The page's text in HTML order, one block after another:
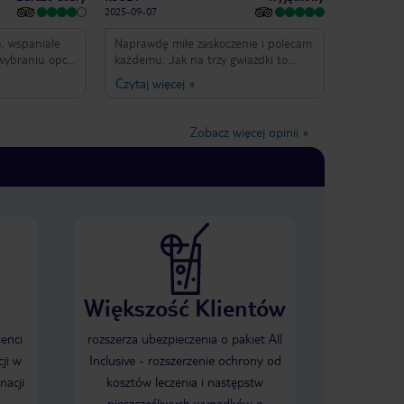
wspaniałe
opcji
czyste
na
dla
byłoby
HB.
nawet OK,
klasy
jakieś
kolacje
jakby
3
Dało
2025-09-07
Naprawdę miłe zaskoczenie i polecam
każdemu. Jak na trzy gwiazdki to
naprawdę jest super, po
tygodniowym pobycie dałbym mu
był bardzo czysty co moim zdaniem
jest najważniejsze, piękne widoki,
Pafos.
Czytaj więcej »
Zobacz więcej opinii »
w
Większość Klientów
rozszerza ubezpieczenia o pakiet All
Inclusive - rozszerzenie ochrony od
kosztów leczenia i następstw